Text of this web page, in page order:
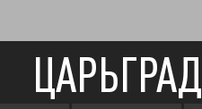
ЦАРЬГРАД